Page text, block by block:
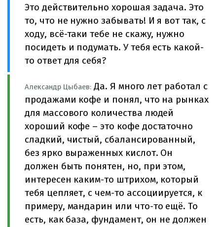
Это действительно хорошая задача. Это
то, что не нужно забывать! И я вот так, с
ходу, всё-таки тебе не скажу, нужно
посидеть и подумать. У тебя есть какой-
то ответ для себя?
Александр Цыбаев: Да. Я много лет работал с
продажами кофе и понял, что на рынках
для массового количества людей
хороший кофе – это кофе достаточно
сладкий, чистый, сбалансированный,
без ярко выраженных кислот. Он
должен быть понятен, но, при этом,
интересен каким-то штрихом, который
тебя цепляет, с чем-то ассоциируется, к
примеру, мандарин или что-то ещё. То
есть, как база, фундамент, он не должен